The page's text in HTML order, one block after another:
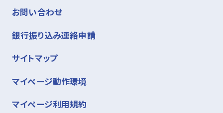
お問い合わせ
銀行振り込み連絡申請
サイトマップ
マイページ動作環境
マイページ利用規約